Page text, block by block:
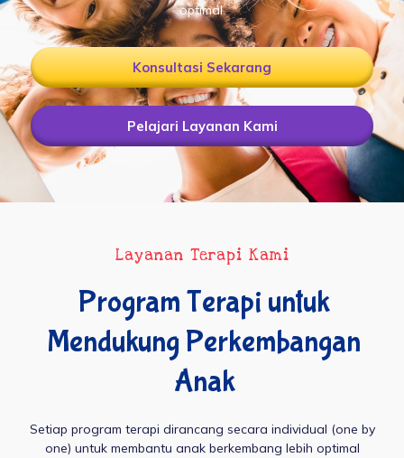
optimal.
Konsultasi Sekarang
Pelajari Layanan Kami
Layanan Terapi Kami
Program Terapi untuk
Mendukung Perkembangan
Anak
Setiap program terapi dirancang secara individual (one by
one) untuk membantu anak berkembang lebih optimal